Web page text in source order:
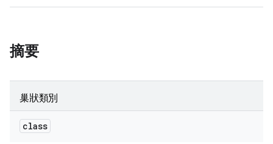
摘要
巢狀類別
class